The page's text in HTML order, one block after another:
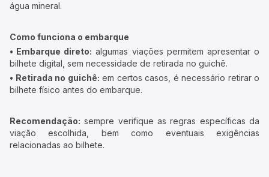
água mineral.
Como funciona o embarque
• Embarque direto: algumas viações permitem apresentar o
bilhete digital, sem necessidade de retirada no guichê.
• Retirada no guichê: em certos casos, é necessário retirar o
bilhete físico antes do embarque.
Recomendação: sempre verifique as regras específicas da
viação escolhida, bem como eventuais exigências
relacionadas ao bilhete.